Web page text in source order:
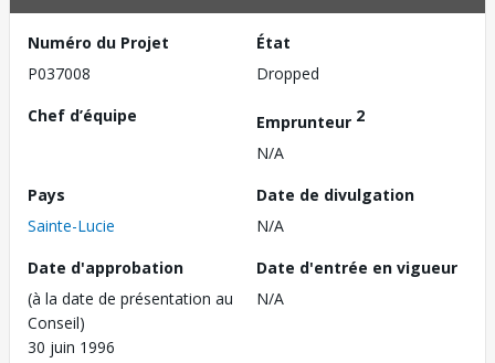
Numéro du Projet
P037008
État
Dropped
Chef d’équipe
Emprunteur 2
N/A
Pays
Sainte-Lucie
Date de divulgation
N/A
Date d'approbation
(à la date de présentation au
Conseil)
30 juin 1996
Date d'entrée en vigueur
N/A